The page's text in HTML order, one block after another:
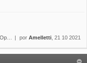
por Amelletti , 21 10 2021